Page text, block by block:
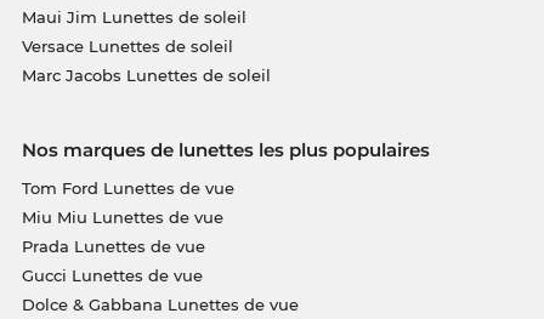
Maui Jim Lunettes de soleil
Versace Lunettes de soleil
Marc Jacobs Lunettes de soleil
Nos marques de lunettes les plus populaires
Tom Ford Lunettes de vue
Miu Miu Lunettes de vue
Prada Lunettes de vue
Gucci Lunettes de vue
Dolce & Gabbana Lunettes de vue